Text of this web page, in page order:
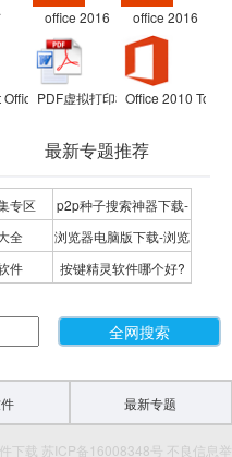
office 2016 office 2016
Office Visio Professional
PDF虚拟打印机Office 2010
最新专题推荐
专区
p2p种子搜索神器下载-
P2P种子搜索神器专题
全
浏览器电脑版下载-浏览
器下载合集
件
按键精灵软件哪个好?
最新专题
下载 苏ICP备16008348号 不良信息举